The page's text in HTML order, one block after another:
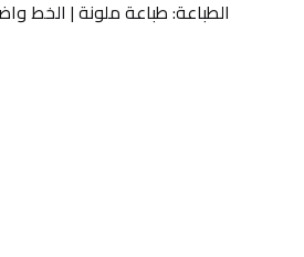
الطباعة: طباعة ملونة | الخط